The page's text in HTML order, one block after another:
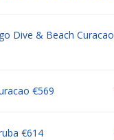
Dive & Beach Curacao
€569
€614